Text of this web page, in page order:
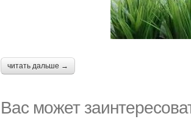
читать дальше →
Вас может